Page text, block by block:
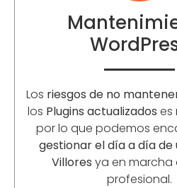
Los riesgos de no
los Plugins actualizados es
por lo que podemos
gestionar el día a día de
Villores ya en marcha
profesional.